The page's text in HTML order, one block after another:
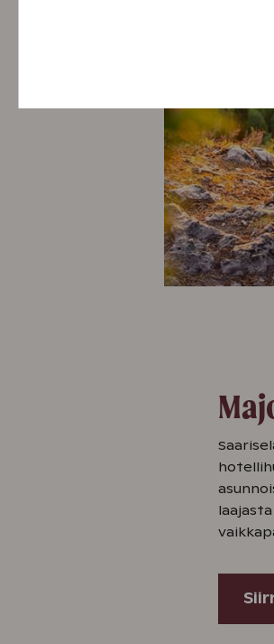
Sisällön kohdentamisen
Mainontaevästeet